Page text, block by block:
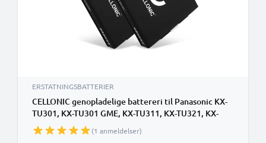
ERSTATNINGSBATTERIER
CELLONIC genopladelige battereri til Panasonic KX-
TU301, KX-TU301 GME, KX-TU311, KX-TU321, KX-
TU325 - Panasonic CGA-LB102 700mAh - udskift dit
mobilbatteri
(1 anmeldelser)